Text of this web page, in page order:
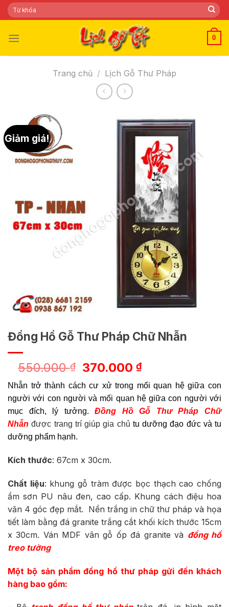
Skip
to
Tìm
kiếm:
0
Trang chủ / Lịch Gỗ Thư Pháp
Giảm giá!
Đồng Hồ Gỗ Thư Pháp Chữ Nhẫn
550.000₫
Giá
gốc
là:
550.000 ₫.
370.000₫Giá
hiện
tại
là:
370.000 ₫.
Nhẫn trở thành cách cư xử trong mối quan hệ giữa con
người với con người và mối quan hệ giữa con người với
mục đích, lý tưởng.
Đồng Hồ Gỗ Thư Pháp Chữ
Nhẫn được trang trí giúp gia chủ tu dưỡng đạo đức và tu
dưỡng phẩm hạnh.
Kích thước: 67cm x 30cm.
Chất liệu: khung gỗ tràm được bọc thạch cao chống
ẩm sơn PU nâu đen, cao cấp. Khung cách điệu hoa
văn 4 góc đẹp mắt. Nền trắng in chữ thư pháp và họa
tiết làm bằng đá granite trắng cắt khối kích thước 15cm
x 30cm. Ván MDF vân gỗ ốp đá granite và đồng hồ
treo tường
Một bộ sản phẩm đồng hồ thư pháp gửi đến khách
hàng bao gồm: